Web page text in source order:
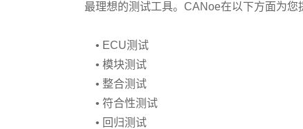
最理想的测试工具。CANoe在以下方面为您
• ECU测试
• 模块测试
• 整合测试
• 符合性测试
• 回归测试